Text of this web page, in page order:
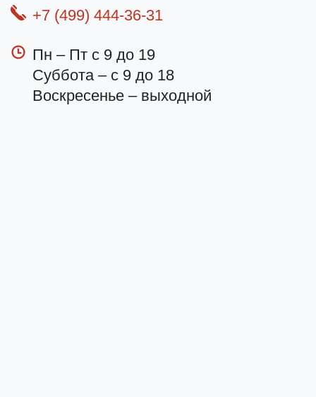
+7 (499) 444-36-31
Пн – Пт с 9 до 19
Суббота – с 9 до 18
Воскресенье – выходной